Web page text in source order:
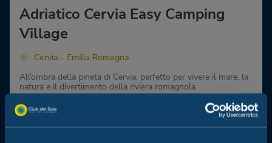
Adriatico Cervia Easy Camping
Village
Cervia - Emilia Romagna
All’ombra della pineta di Cervia, perfetto per vivere il mare, la
natura e il divertimento della riviera romagnola
Nel cuore di Cervia e a pochi minuti da Cesenatico e Milano